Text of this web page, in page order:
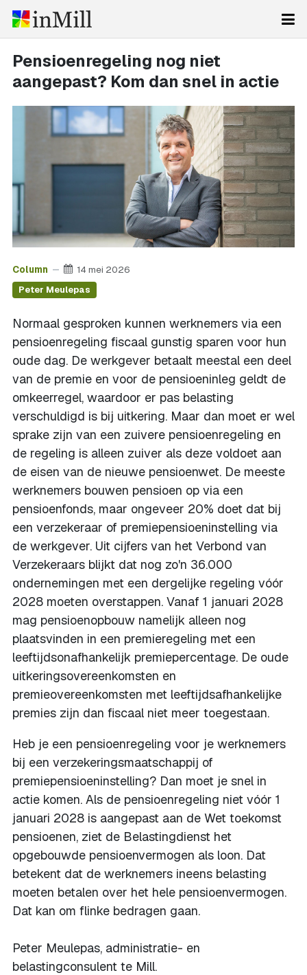
Pensioenregeling nog niet
aangepast? Kom dan snel in actie
Column 14 mei 2026
Peter Meulepas
Normaal gesproken kunnen werknemers via een
pensioenregeling fiscaal gunstig sparen voor hun
oude dag. De werkgever betaalt meestal een deel
van de premie en voor de pensioeninleg geldt de
omkeerregel, waardoor er pas belasting
verschuldigd is bij uitkering. Maar dan moet er wel
sprake zijn van een zuivere pensioenregeling en
de regeling is alleen zuiver als deze voldoet aan
de eisen van de nieuwe pensioenwet. De meeste
werknemers bouwen pensioen op via een
pensioenfonds, maar ongeveer 20% doet dat bij
een verzekeraar of premiepensioeninstelling via
de werkgever. Uit cijfers van het Verbond van
Verzekeraars blijkt dat nog zo'n 36.000
ondernemingen met een dergelijke regeling vóór
2028 moeten overstappen. Vanaf 1 januari 2028
mag pensioenopbouw namelijk alleen nog
plaatsvinden in een premieregeling met een
leeftijdsonafhankelijk premiepercentage. De oude
uitkeringsovereenkomsten en
premieovereenkomsten met leeftijdsafhankelijke
premies zijn dan fiscaal niet meer toegestaan.
Heb je een pensioenregeling voor je werknemers
bij een verzekeringsmaatschappij of
premiepensioeninstelling? Dan moet je snel in
actie komen. Als de pensioenregeling niet vóór 1
januari 2028 is aangepast aan de Wet toekomst
pensioenen, ziet de Belastingdienst het
opgebouwde pensioenvermogen als loon. Dat
betekent dat de werknemers ineens belasting
moeten betalen over het hele pensioenvermogen.
Dat kan om flinke bedragen gaan.
Peter Meulepas, administratie- en
belastingconsulent te Mill.